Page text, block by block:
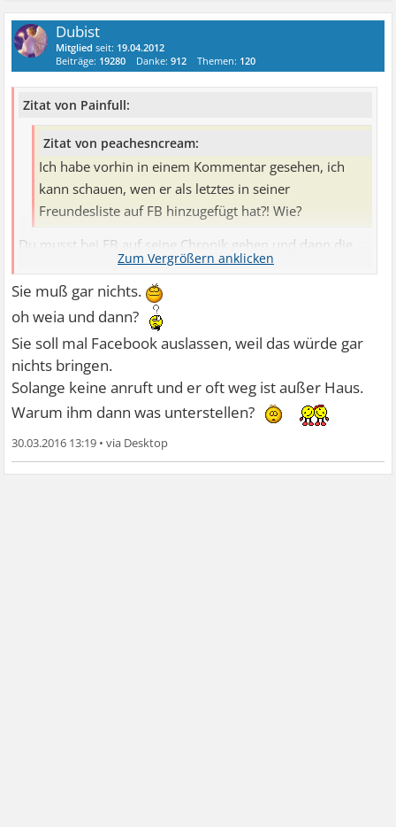
Dubist
Mitglied seit: 19.04.2012
Beiträge: 19280 Danke:912 Themen: 120
Zitat von Painfull:
Zitat von peachesncream:
Ich habe vorhin in einem Kommentar gesehen, ich
kann schauen, wen er als letztes in seiner
Freundesliste auf FB hinzugefügt hat?! Wie?
Du musst bei FB auf seine Chronik gehen und dann die
Liste mit seinen Freunden öffnen. dann siehst Du
darunter verschiedene Unterkategorien, zB gemeinsame
Freunde, zuletzt hinzugefügt, Personen die Du vielleicht
kennst, etc. da musst Du einfach den Link "zuletzt
hinzugefügt" öffnen, und dann siehst Du alle Personen
welche in den letzten 7 Tagen neu hinzugefägt wurden.
Sie muß gar nichts.
oh weia und dann?
Sie soll mal Facebook auslassen, weil das würde gar
nichts bringen.
Solange keine anruft und er oft weg ist außer Haus.
Warum ihm dann was unterstellen?
30.03.2016 13:19 •